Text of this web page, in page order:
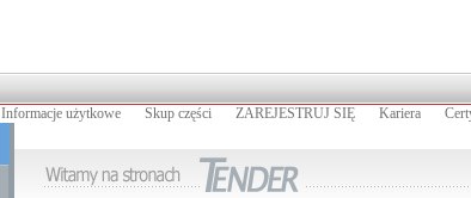
Informacje użytkowe Skup części ZAREJESTRUJ SIĘ Kariera